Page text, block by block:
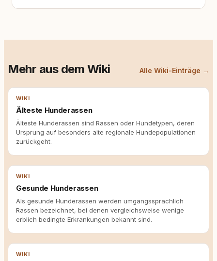
Mehr aus dem Wiki Alle Wiki-Einträge →
WIKI
Älteste Hunderassen
Älteste Hunderassen sind Rassen oder Hundetypen, deren
Ursprung auf besonders alte regionale Hundepopulationen
zurückgeht.
WIKI
Gesunde Hunderassen
Als gesunde Hunderassen werden umgangssprachlich
Rassen bezeichnet, bei denen vergleichsweise wenige
erblich bedingte Erkrankungen bekannt sind.
WIKI